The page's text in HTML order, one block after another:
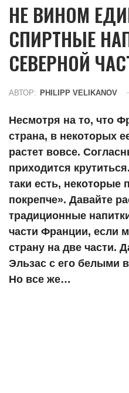
НЕ ВИНОМ
СПИРТНЫЕ
СЕВЕРНОЙ
АВТОР: PHILIPP VELIKANOV
Несмотря на то, что
страна, в некоторых
растет вовсе.
приходится
таки есть, некоторые
покрепче». Давайте
традиционные
части Франции, если
страну на две части.
Эльзас с его белыми
Но все же…